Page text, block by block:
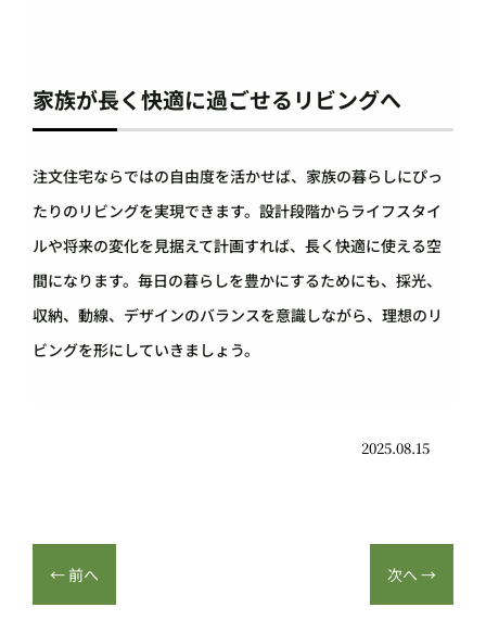
家族が長く快適に過ごせるリビングへ
注文住宅ならではの自由度を活かせば、家族の暮らしにぴっ
たりのリビングを実現できます。設計段階からライフスタイ
ルや将来の変化を見据えて計画すれば、長く快適に使える空
間になります。毎日の暮らしを豊かにするためにも、採光、
収納、動線、デザインのバランスを意識しながら、理想のリ
ビングを形にしていきましょう。
2025.08.15
←前へ 次へ →